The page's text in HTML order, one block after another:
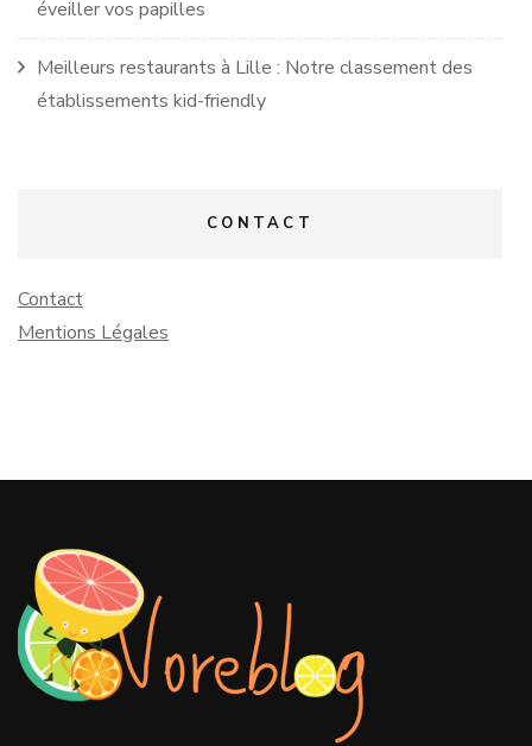
éveiller vos papilles
Meilleurs restaurants à Lille : Notre classement des
établissements kid-friendly
CONTACT
Contact
Mentions Légales